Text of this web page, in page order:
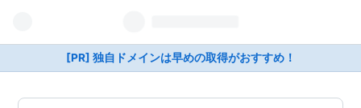
[PR] 独自ドメインは早めの取得がおすすめ！